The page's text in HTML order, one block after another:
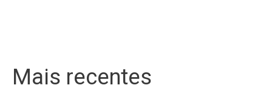
Mais recentes